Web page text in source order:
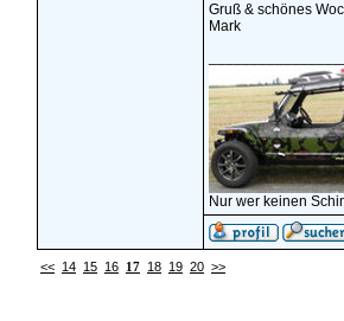
Gruß & schönes
Mark
Nur wer keinen
<< 14 15 16 17 18 19 20 >>